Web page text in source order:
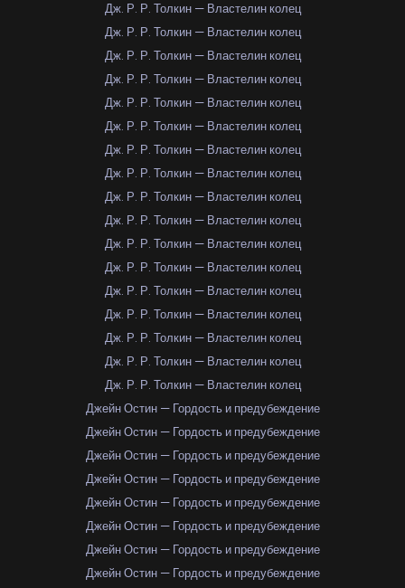
Дж. Р. Р. Толкин — Властелин колец
Дж. Р. Р. Толкин — Властелин колец
Дж. Р. Р. Толкин — Властелин колец
Дж. Р. Р. Толкин — Властелин колец
Дж. Р. Р. Толкин — Властелин колец
Дж. Р. Р. Толкин — Властелин колец
Дж. Р. Р. Толкин — Властелин колец
Дж. Р. Р. Толкин — Властелин колец
Дж. Р. Р. Толкин — Властелин колец
Дж. Р. Р. Толкин — Властелин колец
Дж. Р. Р. Толкин — Властелин колец
Дж. Р. Р. Толкин — Властелин колец
Дж. Р. Р. Толкин — Властелин колец
Дж. Р. Р. Толкин — Властелин колец
Дж. Р. Р. Толкин — Властелин колец
Дж. Р. Р. Толкин — Властелин колец
Дж. Р. Р. Толкин — Властелин колец
Джейн Остин — Гордость и предубеждение
Джейн Остин — Гордость и предубеждение
Джейн Остин — Гордость и предубеждение
Джейн Остин — Гордость и предубеждение
Джейн Остин — Гордость и предубеждение
Джейн Остин — Гордость и предубеждение
Джейн Остин — Гордость и предубеждение
Джейн Остин — Гордость и предубеждение